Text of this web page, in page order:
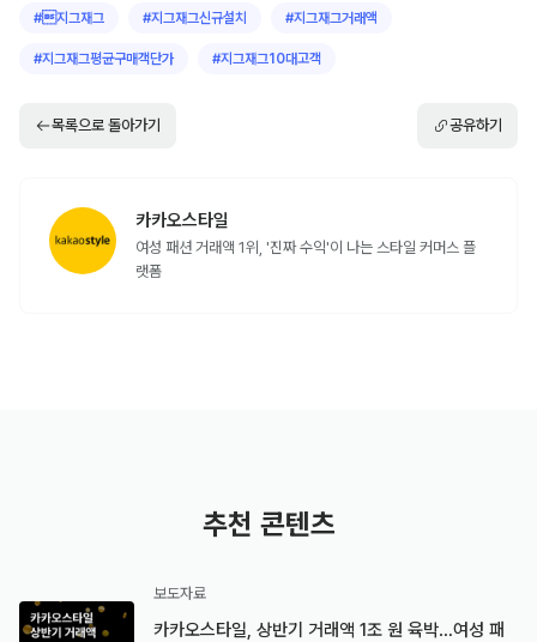
#지그재그 #지그재그신규설치 #지그재그거래액
#지그재그평균구매객단가 #지그재그10대고객
목록으로 돌아가기 공유하기
카카오스타일
여성 패션 거래액 1위, '진짜 수익'이 나는 스타일 커머스 플
랫폼
추천 콘텐츠
보도자료
카카오스타일, 상반기 거래액 1조 원 육박…여성 패